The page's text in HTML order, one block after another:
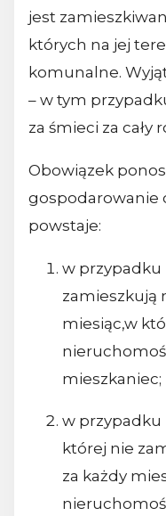
jest
których na jej
komunalne.
– w tym
za śmieci za cały
Obowiązek
gospodarowanie
powstaje:
w
zamieszkują
miesiąc,w
mieszkaniec;
w przypadku
której nie
za każdy